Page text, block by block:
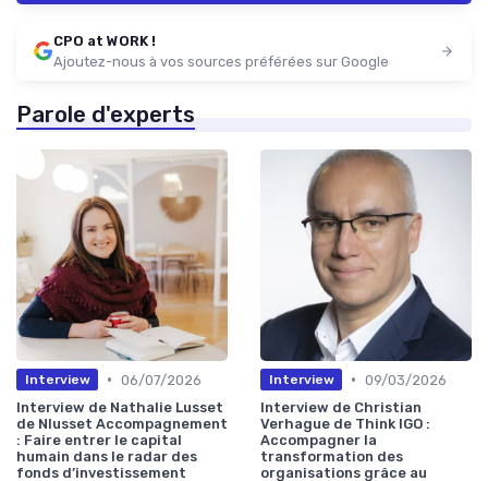
CPO at WORK !
Ajoutez-nous à vos sources préférées sur Google
Parole d'experts
Interview • 06/07/2026
Interview de Nathalie Lusset
de Nlusset Accompagnement
: Faire entrer le capital
humain dans le radar des
fonds d’investissement
Interview • 09/03/2026
Interview de Christian
Verhague de Think IGO :
Accompagner la
transformation des
organisations grâce au